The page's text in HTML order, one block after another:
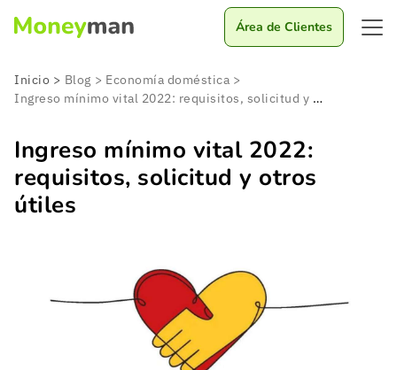
Área de Clientes
Inicio > Blog > Economía doméstica >
Ingreso mínimo vital 2022: requisitos, solicitud y otros útiles
Ingreso mínimo vital 2022:
requisitos, solicitud y otros
útiles